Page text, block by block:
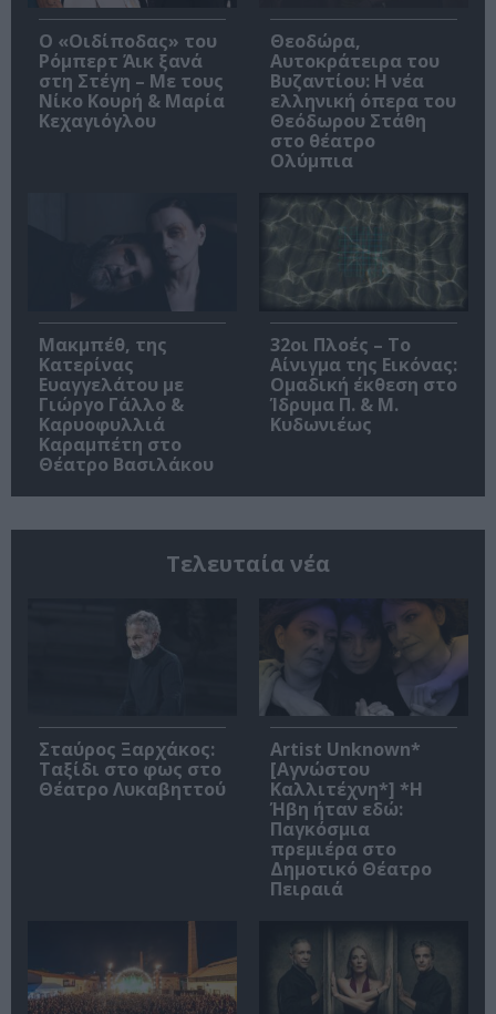
O «Οιδίποδας» του
Ρόμπερτ Άικ ξανά
στη Στέγη – Με τους
Νίκο Κουρή & Μαρία
Κεχαγιόγλου
Θεοδώρα,
Αυτοκράτειρα του
Βυζαντίου: Η νέα
ελληνική όπερα του
Θεόδωρου Στάθη
στο θέατρο
Ολύμπια
Μακμπέθ, της
Κατερίνας
Ευαγγελάτου με
Γιώργο Γάλλο &
Καρυοφυλλιά
Καραμπέτη στο
Θέατρο Βασιλάκου
32οι Πλοές – Το
Αίνιγμα της Εικόνας:
Ομαδική έκθεση στο
Ίδρυμα Π. & Μ.
Κυδωνιέως
Τελευταία νέα
Σταύρος Ξαρχάκος:
Ταξίδι στο φως στο
Θέατρο Λυκαβηττού
Artist Unknown*
[Αγνώστου
Καλλιτέχνη*] *Η
Ήβη ήταν εδώ:
Παγκόσμια
πρεμιέρα στο
Δημοτικό Θέατρο
Πειραιά